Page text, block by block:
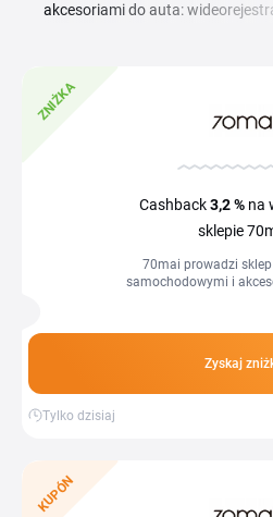
akcesoriami do auta:
zestaw akcesoriów w niższej
sklepie z elektroniką. Na tej
działają na konkretne modele
Wystarczy skopiować kod,
wkleić go w polu „Kod rabatowy"
ZNIŻKA
Cashback3,2 % na
sklepie
70mai prowadzi
samochodowymi i
Zyskaj
Tylko dzisiaj
KUPÓN